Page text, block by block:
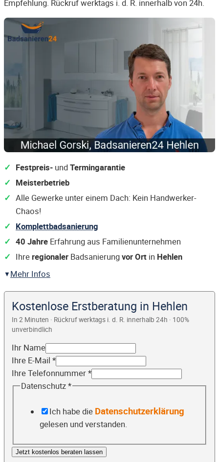
Empfehlung. Rückruf werktags i. d. R. innerhalb von 24h.
Festpreis- undTermingarantie
Meisterbetrieb
Alle Gewerke unter einem Dach: Kein Handwerker-
Chaos!
Komplettbadsanierung
40 Jahre Erfahrung aus Familienunternehmen
Ihre regionaler Badsanierungvor Ort in Hehlen
Mehr Infos
Kostenlose Erstberatung in Hehlen
In 2 Minuten · Rückruf werktags i. d. R. innerhalb 24h · 100%
unverbindlich
Ihr Name
Ihre E-Mail *
Ihre Telefonnummer*
Datenschutz*
Ich habe die Datenschutzerklärung
gelesen und verstanden.
Jetzt kostenlos beraten lassen